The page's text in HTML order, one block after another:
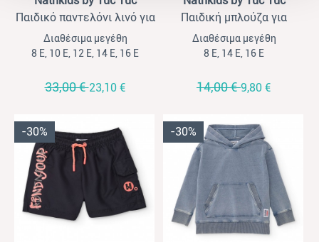
Παιδικό παντελόνι λινό για
αγόρια Nathkids μπλε
Διαθέσιμα μεγέθη
8 Ε, 10 Ε, 12 Ε, 14 Ε, 16 Ε
33,00 €23,10 €
Παιδική μπλούζα για
αγόρια Nathkids πορτοκαλί
Διαθέσιμα μεγέθη
8 Ε, 14 Ε, 16 Ε
14,00 €9,80 €
-30% -30%